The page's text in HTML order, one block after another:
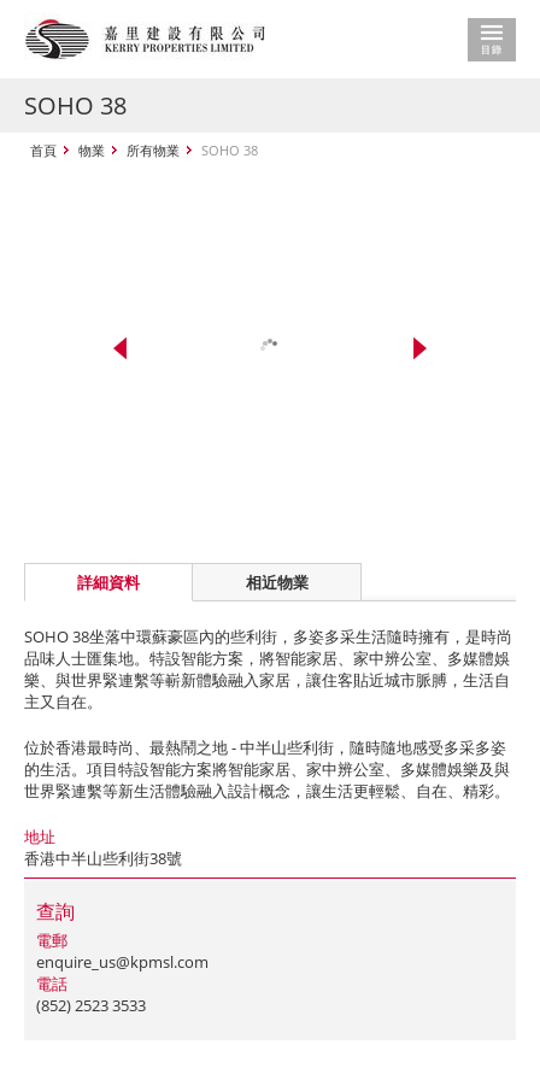
SOHO 38
首頁 物業 所有物業 SOHO 38
詳細資料 相近物業
SOHO 38坐落中環蘇豪區內的些利街，多姿多采生活隨時擁有，是時尚
品味人士匯集地。特設智能方案，將智能家居、家中辨公室、多媒體娛
樂、與世界緊連繫等嶄新體驗融入家居，讓住客貼近城市脈膊，生活自
主又自在。
位於香港最時尚、最熱鬧之地 - 中半山些利街，隨時隨地感受多采多姿
的生活。項目特設智能方案將智能家居、家中辨公室、多媒體娛樂及與
世界緊連繫等新生活體驗融入設計概念，讓生活更輕鬆、自在、精彩。
地址
香港中半山些利街38號
查詢
電郵
enquire_us@kpmsl.com
電話
(852) 2523 3533